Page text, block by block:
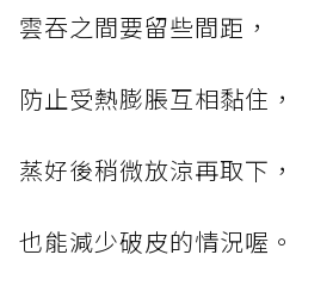
雲吞之間要留些間距，
防止受熱膨脹互相黏住，
蒸好後稍微放涼再取下，
也能減少破皮的情況喔。